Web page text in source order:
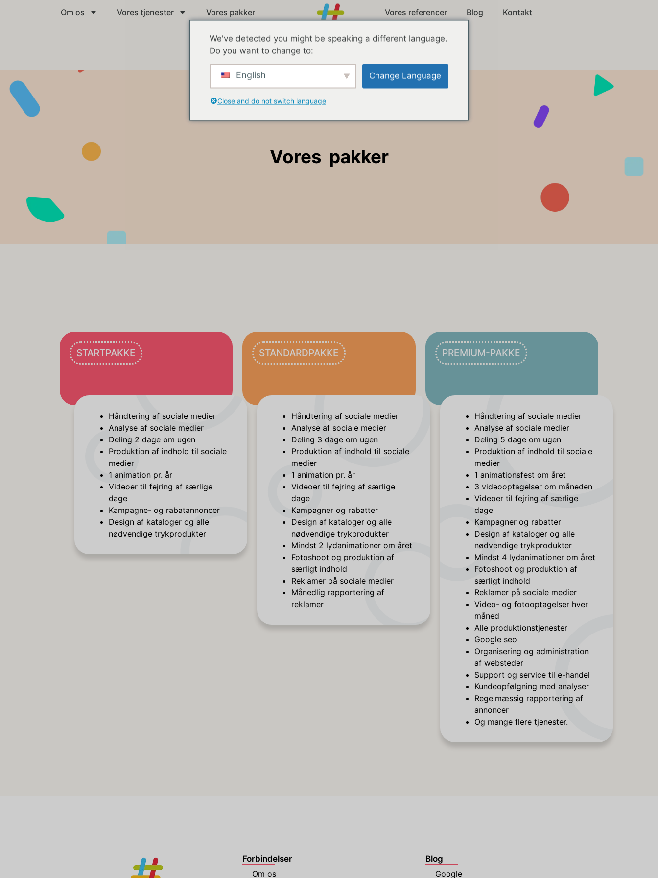
Om os Vores tjenester Vores pakker Vores referencer Blog Kontakt
Dansk
Vores pakker
STARTPAKKE
Håndtering af sociale medier
Analyse af sociale medier
Deling 2 dage om ugen
Produktion af indhold til sociale
medier
1 animation pr. år
Videoer til fejring af særlige
dage
Kampagne- og rabatannoncer
Design af kataloger og alle
nødvendige trykprodukter
STANDARDPAKKE
Håndtering af sociale medier
Analyse af sociale medier
Deling 3 dage om ugen
Produktion af indhold til sociale
medier
1 animation pr. år
Videoer til fejring af særlige
dage
Kampagner og rabatter
Design af kataloger og alle
nødvendige trykprodukter
Mindst 2 lydanimationer om året
Fotoshoot og produktion af
særligt indhold
Reklamer på sociale medier
Månedlig rapportering af
reklamer
PREMIUM-PAKKE
Håndtering af sociale medier
Analyse af sociale medier
Deling 5 dage om ugen
Produktion af indhold til sociale
medier
1 animationsfest om året
3 videooptagelser om måneden
Videoer til fejring af særlige
dage
Kampagner og rabatter
Design af kataloger og alle
nødvendige trykprodukter
Mindst 4 lydanimationer om året
Fotoshoot og produktion af
særligt indhold
Reklamer på sociale medier
Video- og fotooptagelser hver
måned
Alle produktionstjenester
Google seo
Organisering og administration
af websteder
Support og service til e-handel
Kundeopfølgning med analyser
Regelmæssig rapportering af
annoncer
Og mange flere tjenester.
Forbindelser
Om os
Blog
Google
We've detected you might be speaking a different language.
Do you want to change to:
English Change Language
Close and do not switch language